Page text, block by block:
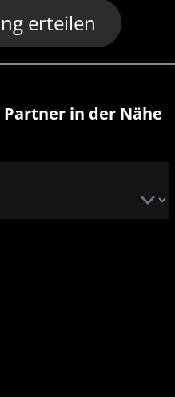
erteilen
Partner in der Nähe